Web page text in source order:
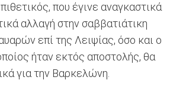
που έγινε αναγκαστικά
αλλαγή στην σαββατιάτικη
επί της Λειψίας, όσο και ο
ήταν εκτός αποστολής, θα
για την Βαρκελώνη.